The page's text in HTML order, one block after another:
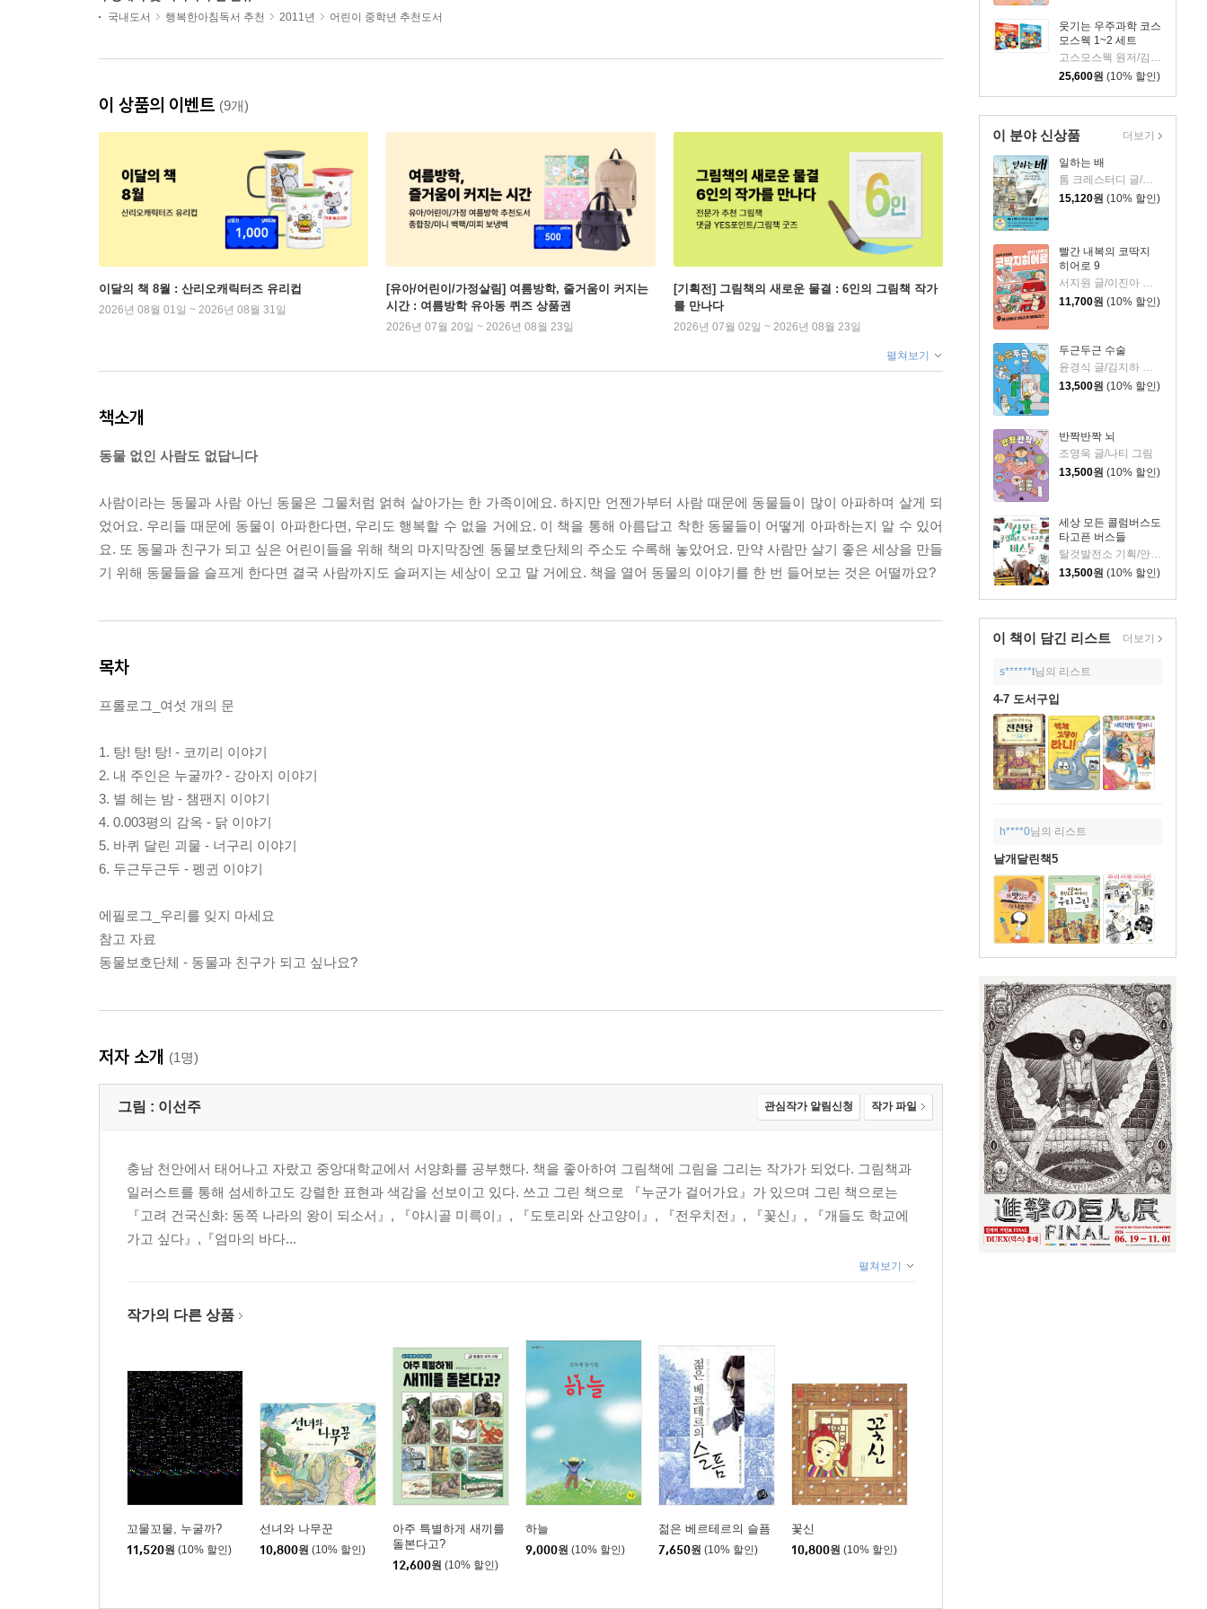
웃기는 우주과학 코스
모스웩 1~2 세트
고스모스웩 원저/김양숙 감수/김란희 그림
25,600원 (10% 할인)
이 분야 신상품
일하는 배
톰 크레스터디 글/장석봉 그림
15,120원 (10% 할인)
빨간 내복의 코딱지
히어로 9
서지원 글/이진아 그림/와이즈만 영재교육연구소 감수
11,700원 (10% 할인)
두근두근 수술
13,500원 (10% 할인)
반짝반짝 뇌
조영욱 글/나티 그림
13,500원 (10% 할인)
세상 모든 콜럼버스도
타고픈 버스들
탈것발전소 기획/안명철 글
13,500원 (10% 할인)
더보기
이 책이 담긴 리스트 더보기
s******t님의 리스트
4-7 도서구입
h****0님의 리스트
날개달린책5
국내도서 행복한아침독서 추천 2011년 어린이 중학년 추천도서
이 상품의 이벤트 (9개)
이달의 책 8월 : 산리오캐릭터즈 유리컵
2026년 08월 01일 ~ 2026년 08월 31일
[유아/어린이/가정살림] 여름방학, 줄거움이 커지는
시간 : 여름방학 유아동 퀴즈 상품권
2026년 07월 20일 ~ 2026년 08월 23일
[기획전] 그림책의 새로운 물결 : 6인의 그림책 작가
를 만나다
2026년 07월 02일 ~ 2026년 08월 23일
펼쳐보기
책소개
동물 없인 사람도 없답니다
사람이라는 동물과 사람 아닌 동물은 그물처럼 얽혀 살아가는 한 가족이에요. 하지만 언젠가부터 사람 때문에 동물들이 많이 아파하며 살게 되
었어요. 우리들 때문에 동물이 아파한다면, 우리도 행복할 수 없을 거에요. 이 책을 통해 아름답고 착한 동물들이 어떻게 아파하는지 알 수 있어
요. 또 동물과 친구가 되고 싶은 어린이들을 위해 책의 마지막장엔 동물보호단체의 주소도 수록해 놓았어요. 만약 사람만 살기 좋은 세상을 만들
기 위해 동물들을 슬프게 한다면 결국 사람까지도 슬퍼지는 세상이 오고 말 거에요. 책을 열어 동물의 이야기를 한 번 들어보는 것은 어떨까요?
목차
프롤로그_여섯 개의 문
1. 탕! 탕! 탕! - 코끼리 이야기
2. 내 주인은 누굴까? - 강아지 이야기
3. 별 헤는 밤 - 챔팬지 이야기
4. 0.003평의 감옥 - 닭 이야기
5. 바퀴 달린 괴물 - 너구리 이야기
6. 두근두근두 - 펭귄 이야기
에필로그_우리를 잊지 마세요
참고 자료
동물보호단체 - 동물과 친구가 되고 싶나요?
저자 소개 (1명)
그림 : 이선주 관심작가 알림신청 작가 파일
충남 천안에서 태어나고 자랐고 중앙대학교에서 서양화를 공부했다. 책을 좋아하여 그림책에 그림을 그리는 작가가 되었다. 그림책과
일러스트를 통해 섬세하고도 강렬한 표현과 색감을 선보이고 있다. 쓰고 그린 책으로 『누군가 걸어가요』가 있으며 그린 책으로는
『고려 건국신화: 동쪽 나라의 왕이 되소서』, 『야시골 미륵이』, 『도토리와 산고양이』, 『전우치전』, 『꽃신』, 『개들도 학교에
가고 싶다』,『엄마의 바다...
펼쳐보기
작가의 다른 상품
꼬물꼬물, 누굴까?
11,520원 (10% 할인)
선녀와 나무꾼
10,800원 (10% 할인)
아주 특별하게 새끼를
돌본다고?
12,600원 (10% 할인)
하늘
9,000원 (10% 할인)
젊은 베르테르의 슬픔
7,650원 (10% 할인)
꽃신
10,800원 (10% 할인)